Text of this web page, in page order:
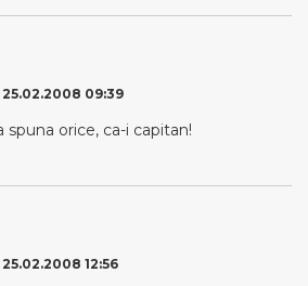
09:39
orice, ca-i capitan!
12:56